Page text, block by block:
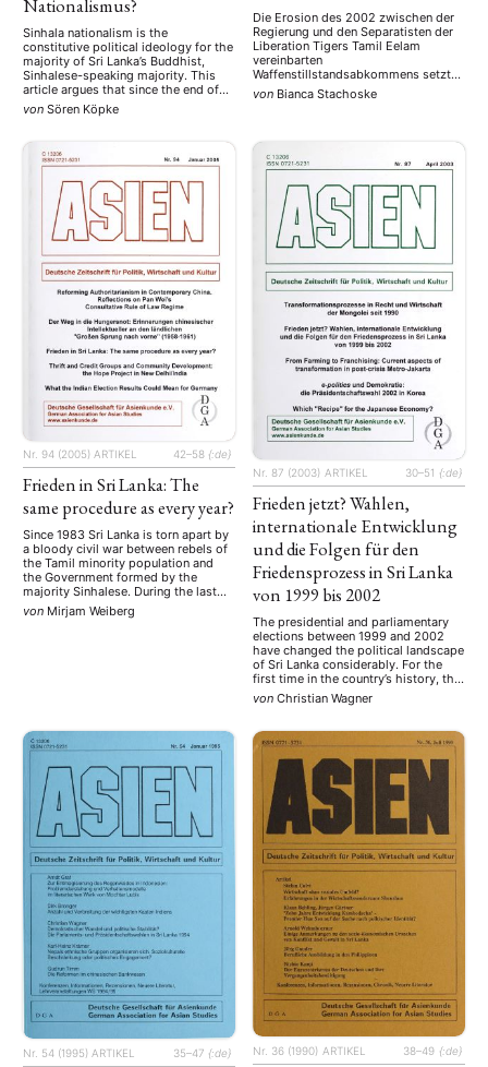
Nationalismus?
Sinhala nationalism is the
constitutive political ideology for the
majority of Sri Lanka’s Buddhist,
Sinhalese-speaking majority. This
article argues that since the end of
the Sri Lankan Civil War (2009), this
political ideology has undergone a
between competing interpretations.
Current president Maithripala
governing in a unity …
von Sören Köpke
Die Erosion des 2002 zwischen der
Regierung und den Separatisten der
Liberation Tigers Tamil Eelam
vereinbarten
Waffenstillstandsabkommens setzte
rasch ein. Nachdem sich die LTTE
bereits im April 2003 aus den
Selbstmordanschlag in Colombo im
Juli des darauffolgenden Jahres, wie
schlecht es um den des
Friedensprozesses in Sri Lanka
bestellt …
von Bianca Stachoske
Nr. 94 (2005) ARTIKEL 42–58 {:de}
Frieden in Sri Lanka: The
same procedure as every year?
Since 1983 Sri Lanka is torn apart by
a bloody civil war between rebels of
the Tamil minority population and
the Government formed by the
majority Sinhalese. During the last
decades various attempts at
negotiating a settlement between the
von Mirjam Weiberg
Nr. 87 (2003) ARTIKEL 30–51 {:de}
Frieden jetzt? Wahlen,
internationale Entwicklung
und die Folgen für den
Friedensprozess in Sri Lanka
von 1999 bis 2002
The presidential and parliamentary
elections between 1999 and 2002
have changed the political landscape
of Sri Lanka considerably. For the
first time in the country’s history, the
political elites have to cope with a
system of cohabitation with the
belonging to different parties.
Despite the constitutional and
political problems involved …
von Christian Wagner
Nr. 54 (1995) ARTIKEL 35–47 {:de} Nr. 36 (1990) ARTIKEL 38–49 {:de}